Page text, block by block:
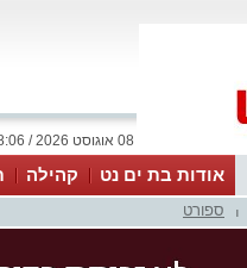
08 אוגוסט 2026 / 18:06
אודות בת ים נט קהילה
ספורט